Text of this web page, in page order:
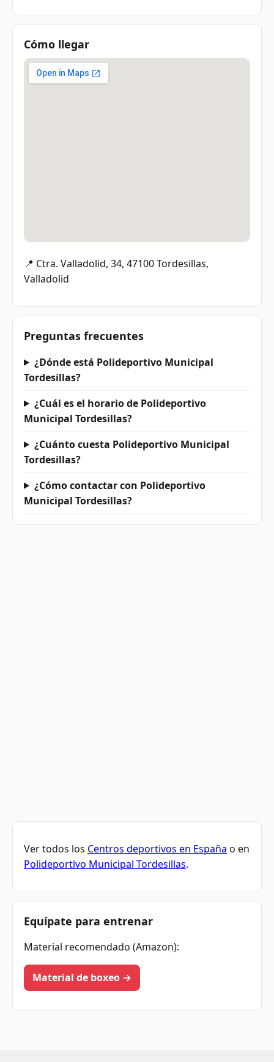
Cómo llegar
📍 Ctra. Valladolid, 34, 47100 Tordesillas,
Valladolid
Preguntas frecuentes
¿Dónde está Polideportivo Municipal
Tordesillas?
¿Cuál es el horario de Polideportivo
Municipal Tordesillas?
¿Cuánto cuesta Polideportivo Municipal
Tordesillas?
¿Cómo contactar con Polideportivo
Municipal Tordesillas?
Ver todos los Centros deportivos en España o en
Polideportivo Municipal Tordesillas.
Equípate para entrenar
Material recomendado (Amazon):
Material de boxeo →